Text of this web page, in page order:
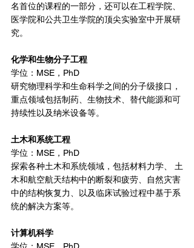
名首位的课程的一部分，还可以在工程学院、
医学院和公共卫生学院的顶尖实验室中开展研
究。
化学和生物分子工程
学位：MSE，PhD
研究物理科学和生命科学之间的分子级接口，
重点领域包括制药、生物技术、替代能源和可
持续性以及纳米设备等。
土木和系统工程
学位：MSE，PhD
探索各种土木和系统领域，包括材料力学、 土
木和航空航天结构中的断裂和疲劳、自然灾害
中的结构恢复力、以及临床试验过程中基于系
统的解决方案等。
计算机科学
学位：MSE，PhD